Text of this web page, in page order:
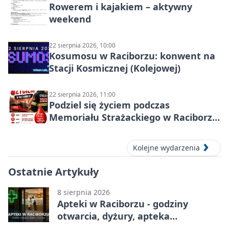
Rowerem i kajakiem – aktywny
weekend
22 sierpnia 2026, 10:00
Kosumosu w Raciborzu: konwent na
Stacji Kosmicznej (Kolejowej)
22 sierpnia 2026, 11:00
Podziel się życiem podczas
Memoriału Strażackiego w Raciborzu
Kolejne wydarzenia
Ostatnie Artykuły
8 sierpnia 2026
Apteki w Raciborzu - godziny
otwarcia, dyżury, apteka